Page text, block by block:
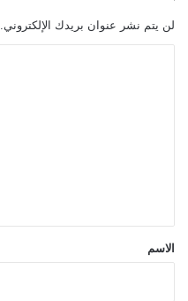
لن يتم نشر عنوان بريدك الإلكتروني.
*الاسم